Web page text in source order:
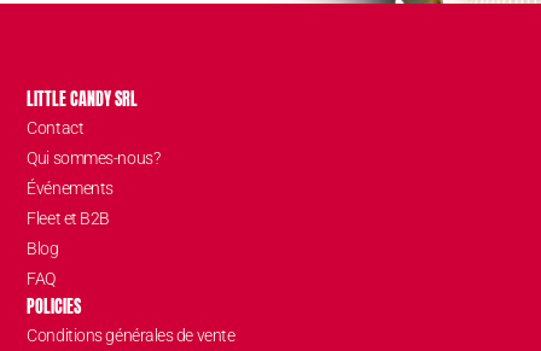
LITTLE CANDY SRL
Contact
Qui sommes-nous?
Événements
Fleet et B2B
Blog
FAQ
POLICIES
Conditions générales de vente